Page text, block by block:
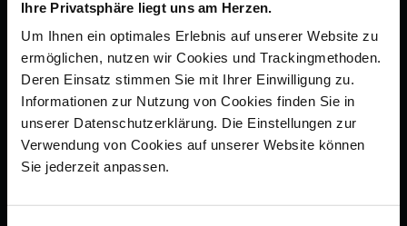
Ihre Privatsphäre liegt uns am Herzen.
Um Ihnen ein optimales Erlebnis auf unserer Website zu
ermöglichen, nutzen wir Cookies und Trackingmethoden.
Deren Einsatz stimmen Sie mit Ihrer Einwilligung zu.
Informationen zur Nutzung von Cookies finden Sie in
unserer Datenschutzerklärung. Die Einstellungen zur
Verwendung von Cookies auf unserer Website können
Sie jederzeit anpassen.